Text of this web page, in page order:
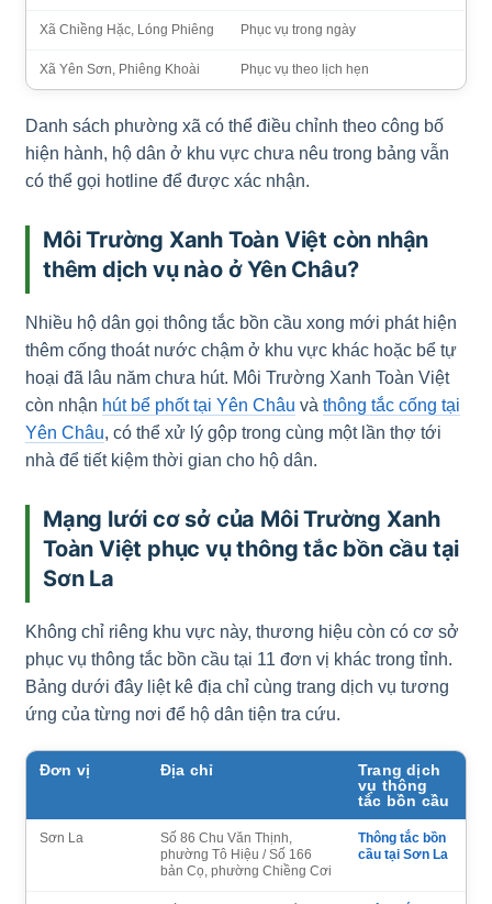
Xã Chiềng Hặc, Lóng Phiêng Phục vụ trong ngày
Xã Yên Sơn, Phiêng Khoài Phục vụ theo lịch hẹn
Danh sách phường xã có thể điều chỉnh theo công bố
hiện hành, hộ dân ở khu vực chưa nêu trong bảng vẫn
có thể gọi hotline để được xác nhận.
Môi Trường Xanh Toàn Việt còn nhận
thêm dịch vụ nào ở Yên Châu?
Nhiều hộ dân gọi thông tắc bồn cầu xong mới phát hiện
thêm cống thoát nước chậm ở khu vực khác hoặc bể tự
hoại đã lâu năm chưa hút. Môi Trường Xanh Toàn Việt
còn nhận hút bể phốt tại Yên Châu và thông tắc cống tại
Yên Châu, có thể xử lý gộp trong cùng một lần thợ tới
nhà để tiết kiệm thời gian cho hộ dân.
Mạng lưới cơ sở của Môi Trường Xanh
Toàn Việt phục vụ thông tắc bồn cầu tại
Sơn La
Không chỉ riêng khu vực này, thương hiệu còn có cơ sở
phục vụ thông tắc bồn cầu tại 11 đơn vị khác trong tỉnh.
Bảng dưới đây liệt kê địa chỉ cùng trang dịch vụ tương
ứng của từng nơi để hộ dân tiện tra cứu.
Đơn vị Địa chỉ
Trang dịch
vụ thông
tắc bồn cầu
Sơn La
Số 86 Chu Văn Thịnh,
phường Tô Hiệu / Số 166
bản Cọ, phường Chiềng Cơi
Thông tắc bồn
cầu tại Sơn La